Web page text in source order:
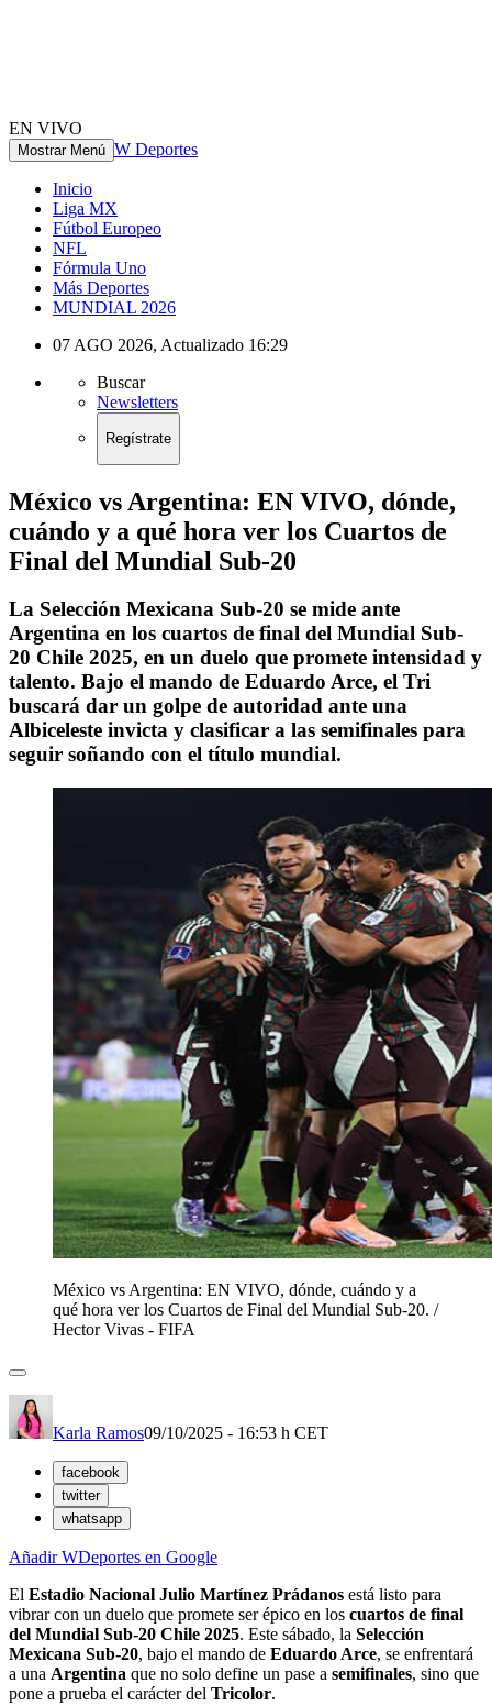
EN VIVO
Mostrar Menú W Deportes
Inicio
Liga MX
Fútbol Europeo
NFL
Fórmula Uno
Más Deportes
MUNDIAL 2026
07 AGO 2026, Actualizado 16:29
Buscar
Newsletters
Regístrate
México vs Argentina: EN VIVO, dónde,
cuándo y a qué hora ver los Cuartos de
Final del Mundial Sub-20
La Selección Mexicana Sub-20 se mide ante
Argentina en los cuartos de final del Mundial Sub-
20 Chile 2025, en un duelo que promete intensidad y
talento. Bajo el mando de Eduardo Arce, el Tri
buscará dar un golpe de autoridad ante una
Albiceleste invicta y clasificar a las semifinales para
seguir soñando con el título mundial.
México vs Argentina: EN VIVO, dónde, cuándo y a
qué hora ver los Cuartos de Final del Mundial Sub-20. /
Hector Vivas - FIFA
Karla Ramos09/10/2025 - 16:53 h CET
facebook
twitter
whatsapp
Añadir WDeportes en Google
El Estadio Nacional Julio Martínez Prádanos está listo para
vibrar con un duelo que promete ser épico en los cuartos de final
del Mundial Sub-20 Chile 2025. Este sábado, la Selección
Mexicana Sub-20, bajo el mando de Eduardo Arce, se enfrentará
a una Argentina que no solo define un pase a semifinales, sino que
pone a prueba el carácter del Tricolor.